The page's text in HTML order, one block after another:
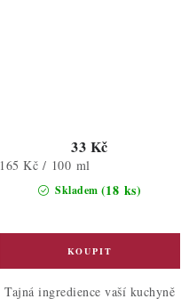
Skladem (18 ks)
33 Kč
Měrná
165 Kč / 100 ml
Tajná ingredience vaší kuchyně